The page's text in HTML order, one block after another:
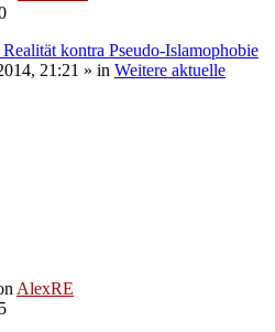
kontra Pseudo-Islamophobie
21:21 » in Weitere aktuelle
AlexRE